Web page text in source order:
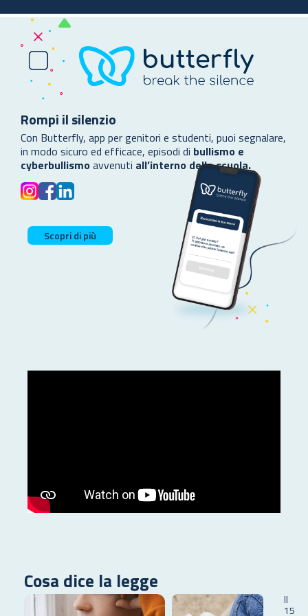
Rompi il silenzio
Con Butterfly, app per genitori e studenti, puoi segnalare,
in modo sicuro ed efficace, episodi di bullismo e
cyberbullismoavvenuti all’interno della scuola.
Scopri di più
Cosa dice la legge
Il
15